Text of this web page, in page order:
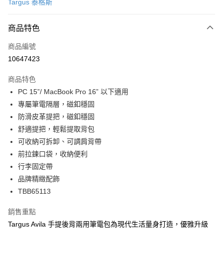
台灣樂天信用卡公司
相關說明
1.本服務由台灣大哥大提供，台灣大哥大用戶可立即使用無須另外申請。
2.付款方式選擇「大哥付你分期」，訂單成立後會自動跳轉到大哥付的交易
3.實際核准額度、可分期數及費用金額請依後續交易確認頁面所載為準。
4.訂單成立30分鐘內，如未前往確認交易或遇審核未通過，訂單將自動取
消。如遇「轉專審核」未通過狀況，表示未達大哥付你分期系統評分，恕無
法說明評估內容。
【繳款方式說明】
1.分期款項不併入電信帳單，「大哥付你分期」於每月結算日後寄送繳費提
2.透過簡訊連結打開帳單後，可選擇「超商條碼／台灣大直營門市／銀行轉
帳／街口支付／iPASS MONEY」等通路繳費。
【注意事項】
1.本服務係由「台灣大哥大股份有限公司」（以下簡稱本公司）所提供，讓
用戶於交易時，得透過本服務購買商品或服務，並由商店將買賣／分期付款
2.基於同意付款使用「大哥付你分期」之契約關係目的，商店將以您的個人
資料（包含姓名、電話或地址）提供予台灣大哥大進項蒐集、處理及利用，
由本公司與您本人進行分期帳單所需資料之確認、核對及更正。
ATM付款
貨到付款
宅配物流
每筆NT$80，滿NT$490(含以上)免運費
每筆NT$100，滿NT$1,500(含以上)免運費
付款後門市自取
免運費
每筆NT$80，滿NT$1,000(含以上)免運費
Targus 泰格斯
商品特色
商品編號
10647423
商品特色
PC 15”/ MacBook Pro 16” 以下適用
專屬筆電隔層，磁釦穩固
防滑皮革提把，磁釦穩固
舒適提把，輕鬆提取背包
可收納可拆卸、可調肩背帶
前拉鍊口袋，收納便利
行李固定帶
品牌精緻配飾
TBB65113
銷售重點
Targus Avila 手提後背兩用筆電包為現代生活量身打造，優雅升級